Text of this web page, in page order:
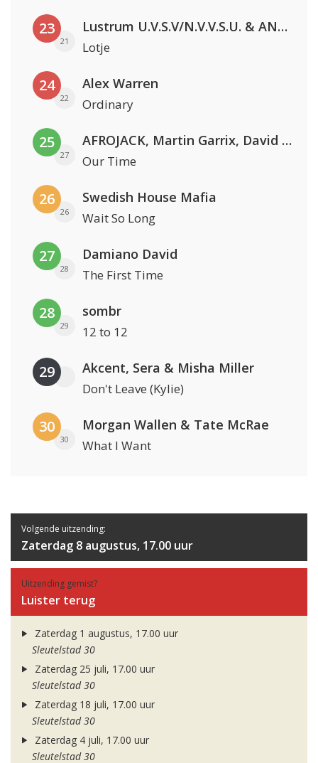
23
21
Lustrum U.V.S.V/N.V.V.S.U. & ANNO ONS & Jopke van Dobbenburgh & Roeland Beelen
Lotje
24
22
Alex Warren
Ordinary
25
27
AFROJACK, Martin Garrix, David Guetta & Amél
Our Time
26
26
Swedish House Mafia
Wait So Long
27
28
Damiano David
The First Time
28
29
sombr
12 to 12
29 Akcent, Sera & Misha Miller
Don't Leave (Kylie)
30
30
Morgan Wallen & Tate McRae
What I Want
Volgende uitzending:
Zaterdag 8 augustus, 17.00 uur
Uitzending gemist?
Luister terug
Zaterdag 1 augustus, 17.00 uur
Sleutelstad 30
Zaterdag 25 juli, 17.00 uur
Sleutelstad 30
Zaterdag 18 juli, 17.00 uur
Sleutelstad 30
Zaterdag 4 juli, 17.00 uur
Sleutelstad 30